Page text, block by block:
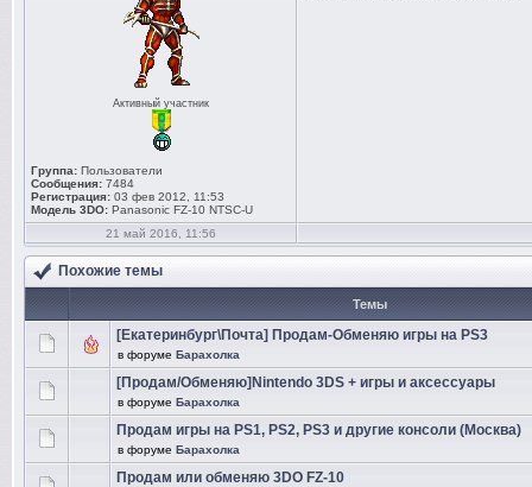
Активный участник
Группа: Пользователи
Сообщения: 7484
Регистрация: 03 фев 2012, 11:53
Модель 3DO: Panasonic FZ-10 NTSC-U
21 май 2016, 11:56
Похожие темы
Темы
[Екатеринбург\Почта] Продам-Обменяю игры на PS3
в форуме Барахолка
[Продам/Обменяю]Nintendo 3DS + игры и аксессуары
в форуме Барахолка
Продам игры на PS1, PS2, PS3 и другие консоли (Москва)
в форуме Барахолка
Продам или обменяю 3DO FZ-10